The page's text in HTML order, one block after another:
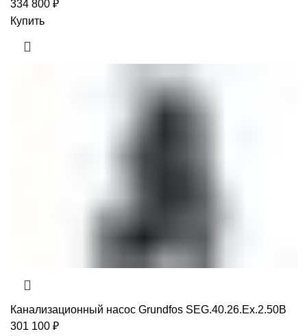
334 800 ₽
Купить
Канализационный насос Grundfos SEG.40.26.Ex.2.50B
301 100 ₽